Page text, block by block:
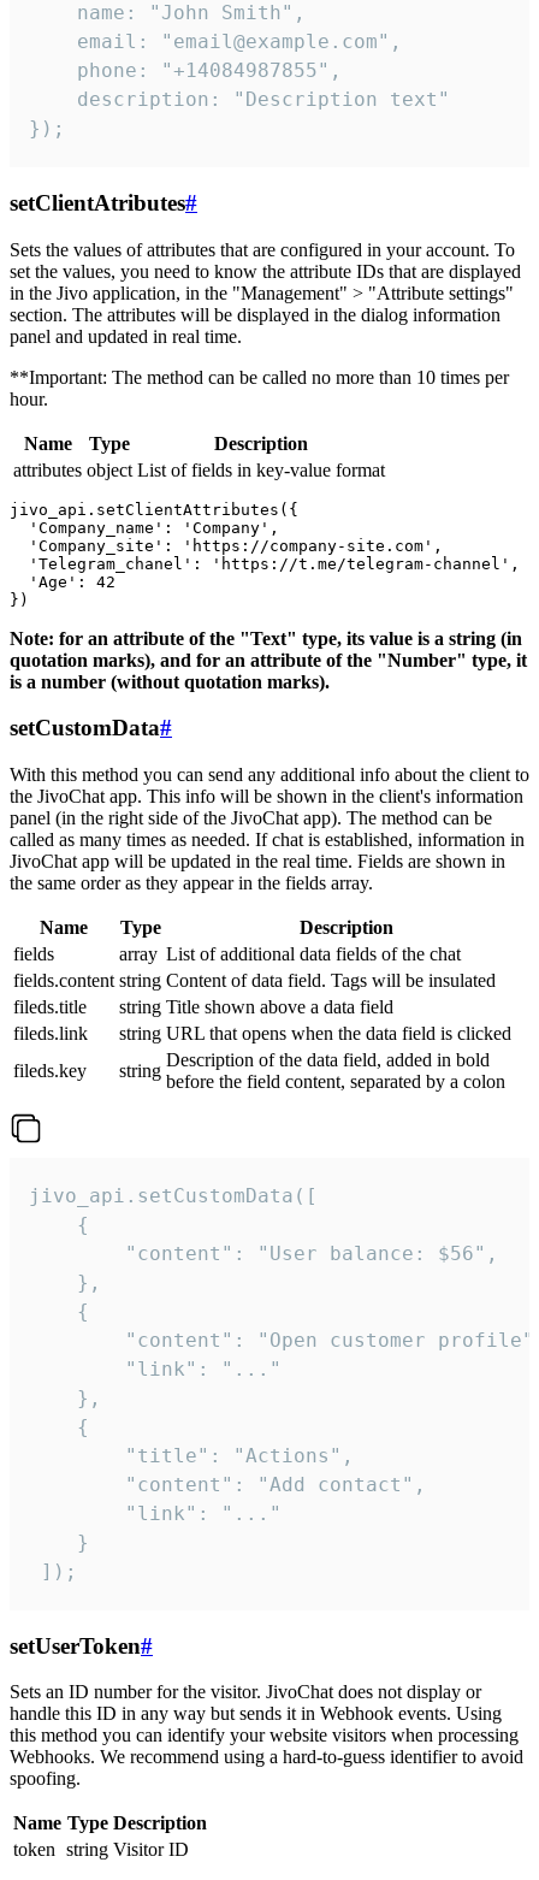
    name: "John Smith",
    email: "email@example.com",
    phone: "+14084987855",
    description: "Description text"
});
setClientAtributes#
Sets the values ​​of attributes that are configured in your account. To
set the values, you need to know the attribute IDs that are displayed
in the Jivo application, in the "Management" > "Attribute settings"
section. The attributes will be displayed in the dialog information
panel and updated in real time.
**Important: The method can be called no more than 10 times per
hour.
Name Type
Description
attributes object List of fields in key-value format
jivo_api.setClientAttributes({
  'Company_name': 'Company',
  'Company_site': 'https://company-site.com',
  'Telegram_chanel': 'https://t.me/telegram-channel',
  'Age': 42
Note: for an attribute of the "Text" type, its value is a string (in
quotation marks), and for an attribute of the "Number" type, it
is a number (without quotation marks).
setCustomData#
With this method you can send any additional info about the client to
the JivoChat app. This info will be shown in the client's information
panel (in the right side of the JivoChat app). The method can be
called as many times as needed. If chat is established, information in
JivoChat app will be updated in the real time. Fields are shown in
the same order as they appear in the fields array.
Name Type
Description
fields
array List of additional data fields of the chat
fields.content string Content of data field. Tags will be insulated
fileds.title
string Title shown above a data field
fileds.link
string URL that opens when the data field is clicked
fileds.key
string
Description of the data field, added in bold
before the field content, separated by a colon
jivo_api.setCustomData([
    {
        "content": "User balance: $56",
    },
    {
"content": "Open customer
        "link": "..."
    },
    {
        "title": "Actions",
        "content": "Add contact",
        "link": "..."
    }
]);
setUserToken#
Sets an ID number for the visitor. JivoChat does not display or
handle this ID in any way but sends it in Webhook events. Using
this method you can identify your website visitors when processing
Webhooks. We recommend using a hard-to-guess identifier to avoid
spoofing.
Name Type Description
token string Visitor ID